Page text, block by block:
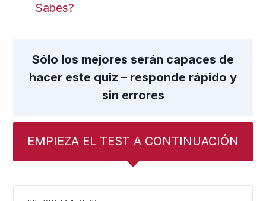
Sabes?
Sólo los mejores serán capaces de
hacer este quiz – responde rápido y
sin errores
EMPIEZA EL TEST A CONTINUACIÓN